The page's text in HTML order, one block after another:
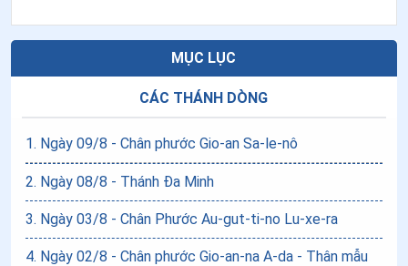
MỤC LỤC
CÁC THÁNH DÒNG
1. Ngày 09/8 - Chân phước Gio-an Sa-le-nô
2. Ngày 08/8 - Thánh Đa Minh
3. Ngày 03/8 - Chân Phước Au-gut-ti-no Lu-xe-ra
4. Ngày 02/8 - Chân phước Gio-an-na A-da - Thân mẫu